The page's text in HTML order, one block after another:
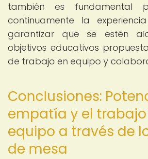
también es fundamental
continuamente la
garantizar que se estén
objetivos educativos
de trabajo en equipo y
Conclusiones:
empatía y el
equipo a través de
de mesa